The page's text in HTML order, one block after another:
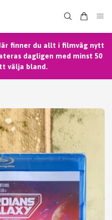
finner du allt i filmväg nytt
dagligen med minst 50
välja bland.